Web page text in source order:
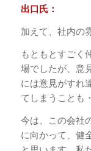
出口氏：
加えて、社内の
もともとすごく
場でしたが、意
には意見がすれ
てしまうことも
今は、この会社
に向かって、健